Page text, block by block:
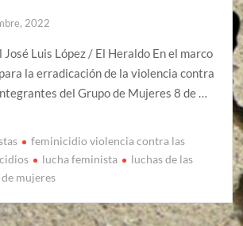
2022
José Luis López / El Heraldo En el marco
la erradicación de la violencia contra
del Grupo de Mujeres 8 de …
feminicidio violencia contra las
lucha feminista
luchas de las
mujeres